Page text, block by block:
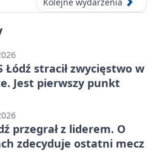
Łódź stracił zwycięstwo w
Jest pierwszy punkt
przegrał z liderem. O
zdecyduje ostatni mecz